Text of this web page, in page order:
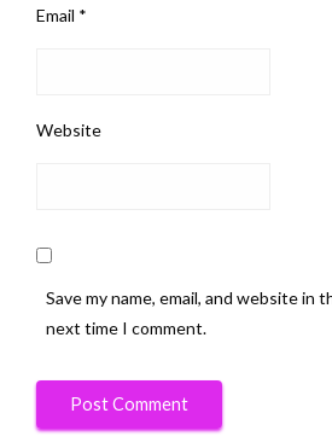
Email *
Website
Save my name, email, and website in
next time I comment.